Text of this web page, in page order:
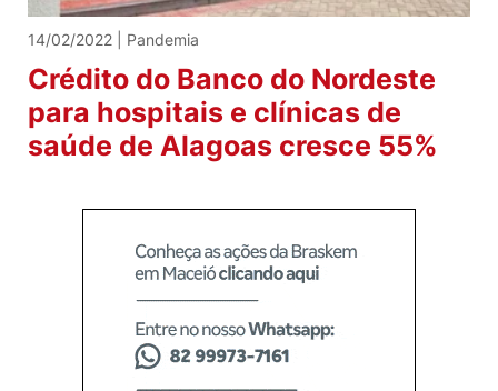
14/02/2022 | Pandemia
Crédito do Banco do Nordeste
para hospitais e clínicas de
saúde de Alagoas cresce 55%